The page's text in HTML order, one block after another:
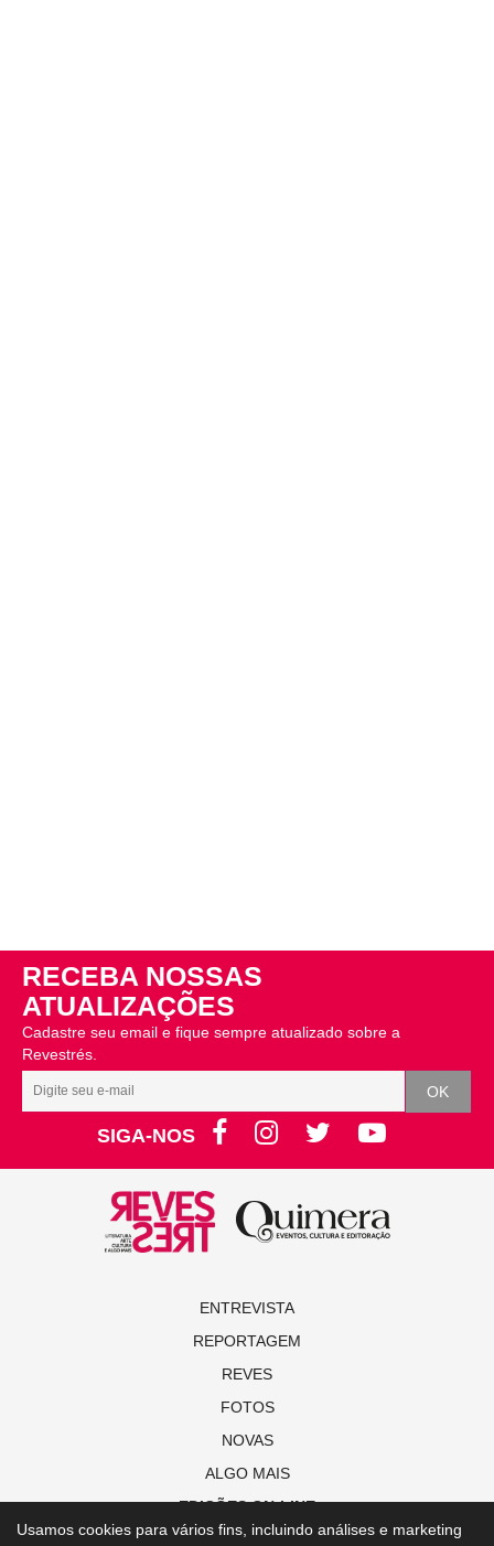
RECEBA NOSSAS
ATUALIZAÇÕES
Cadastre seu email e fique sempre atualizado sobre a
Revestrés.
SIGA-NOS
ENTREVISTA
REPORTAGEM
REVES
FOTOS
NOVAS
ALGO MAIS
EDIÇÕES ON-LINE
Usamos cookies para vários fins, incluindo análises e marketing